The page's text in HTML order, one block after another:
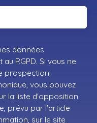
données
RGPD. Si vous ne
prospection
vous pouvez
la liste d'opposition
prévu par l'article
sur le site